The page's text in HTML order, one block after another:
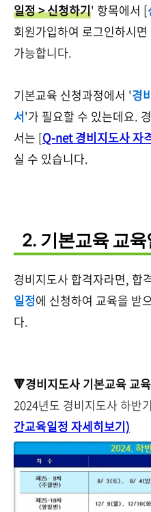
일정 > 신청하기' 항목에서 [
회원가입하여 로그인하시
가능합니다.
기본교육 신청과정에서 '경
서'가 필요할 수 있는데요.
서는 [Q-net 경비지도사 자
실 수 있습니다.
2. 기본교육 교육
경비지도사 합격자라면, 합
일정에 신청하여 교육을 받
다.
🔻경비지도사 기본교육 교
2024년도 경비지도사 하반
간교육일정 자세히보기)